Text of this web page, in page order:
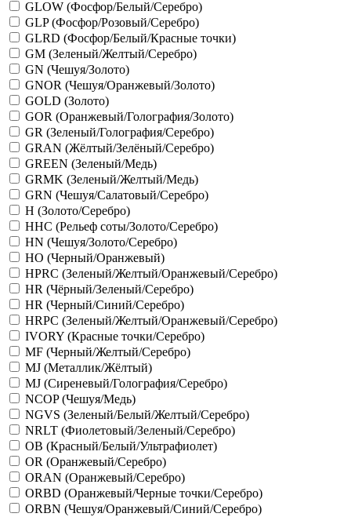
GLOW (Фосфор/Белый/Серебро)
GLP (Фосфор/Розовый/Серебро)
GLRD (Фосфор/Белый/Красные точки)
GM (Зеленый/Желтый/Серебро)
GN (Чешуя/Золото)
GNOR (Чешуя/Оранжевый/Золото)
GOLD (Золото)
GOR (Оранжевый/Голография/Золото)
GR (Зеленый/Голография/Серебро)
GRAN (Жёлтый/Зелёный/Серебро)
GREEN (Зеленый/Медь)
GRMK (Зеленый/Желтый/Медь)
GRN (Чешуя/Салатовый/Серебро)
H (Золото/Серебро)
HHC (Рельеф соты/Золото/Серебро)
HN (Чешуя/Золото/Серебро)
HO (Черный/Оранжевый)
HPRC (Зеленый/Желтый/Оранжевый/Серебро)
HR (Чёрный/Зеленый/Серебро)
HR (Черный/Синий/Серебро)
HRPC (Зеленый/Желтый/Оранжевый/Серебро)
IVORY (Красные точки/Серебро)
MF (Черный/Желтый/Серебро)
MJ (Металлик/Жёлтый)
MJ (Сиреневый/Голография/Серебро)
NCOP (Чешуя/Медь)
NGVS (Зеленый/Белый/Желтый/Серебро)
NRLT (Фиолетовый/Зеленый/Серебро)
OB (Красный/Белый/Ультрафиолет)
OR (Оранжевый/Серебро)
ORAN (Оранжевый/Серебро)
ORBD (Оранжевый/Черные точки/Серебро)
ORBN (Чешуя/Оранжевый/Синий/Серебро)